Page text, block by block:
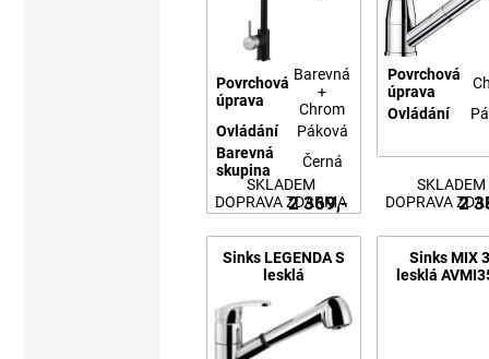
Povrchová
úprava
Barevná
+
Chrom
Ovládání
Páková
Barevná
skupina
Černá
2 369,-
SKLADEM
DOPRAVA ZDARMA
Povrchová
úprava
Ovládání
2
SKLADEM
DOPRAVA
Sinks LEGENDA S
lesklá
Sinks MIX
lesklá